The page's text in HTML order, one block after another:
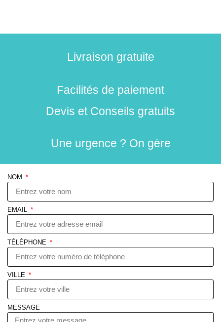
Livraison gratuite
Facilités de paiement
Devis et Conseils gratuits
Une urgence ? On gère
NOM
EMAIL
TÉLÉPHONE
VILLE
MESSAGE